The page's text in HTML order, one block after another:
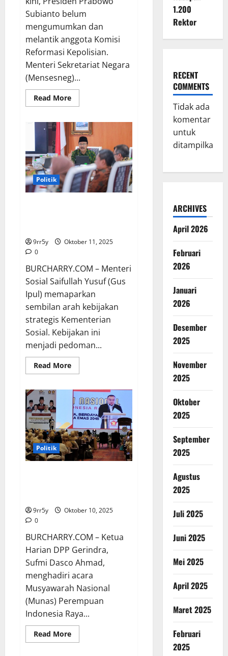
Subianto belum
mengumumkan dan
melantik anggota Komisi
Reformasi Kepolisian.
Menteri Sekretariat Negara
(Mensesneg)...
Read MoreRead
more
Diumumkan,
Ini
Penjelasan
Mensesneg
soal
9
Anggota
Komisi
Reformasi
Kepolisian
Politik
9rr5y
Oktober 11, 2025
0
BURCHARRY.COM – Menteri
Sosial Saifullah Yusuf (Gus
Ipul) memaparkan
sembilan arah kebijakan
strategis Kementerian
Sosial. Kebijakan ini
menjadi pedoman...
Read MoreRead
more
Paparkan
9
Kebijakan
Strategis
Menjelang
1
Tahun
Kepemimpinan
Prabowo
Politik
9rr5y
Oktober 10, 2025
0
BURCHARRY.COM – Ketua
Harian DPP Gerindra,
Sufmi Dasco Ahmad,
menghadiri acara
Musyawarah Nasional
(Munas) Perempuan
Indonesia Raya...
Read MoreRead
more
1.200
Rektor
RECENT
COMMENTS
Tidak ada
komentar
untuk
ditampilkan.
ARCHIVES
April 2026
Februari
2026
Januari
2026
Desember
2025
November
2025
Oktober
2025
September
2025
Agustus
2025
Juli 2025
Juni 2025
Mei 2025
April 2025
Maret 2025
Februari
2025